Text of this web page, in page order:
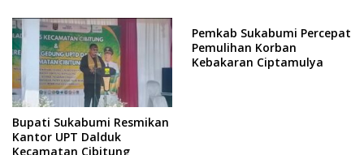
Bupati Sukabumi Resmikan
Kantor UPT Dalduk
Kecamatan Cibitung
Pemkab Sukabumi Percepat
Pemulihan Korban
Kebakaran Ciptamulya